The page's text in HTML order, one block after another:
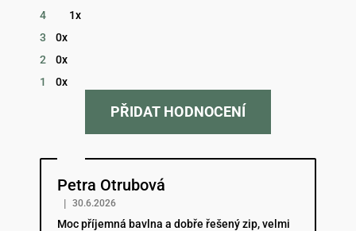
4
1x
3
0x
2
0x
1
0x
PŘIDAT HODNOCENÍ
Petra Otrubová
Hodnocení obchodu je 5 z 5 hvězdiček.
| 30.6.2026
Moc příjemná bavlna a dobře řešený zip, velmi